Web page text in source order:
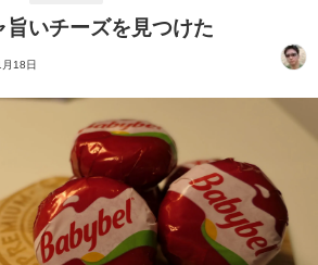
旨いチーズを見つけた
18日